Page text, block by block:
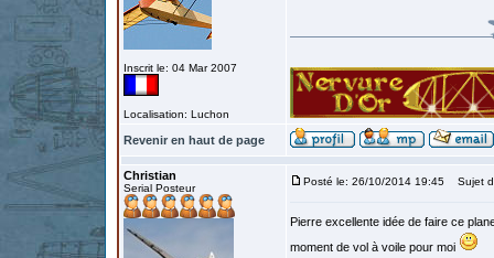
Inscrit le: 04 Mar 2007
Localisation: Luchon
Revenir en haut de page
Christian
Serial Posteur
Posté le: 26/10/2014 19:45 Sujet
Pierre excellente idée de faire ce
moment de vol à voile pour moi